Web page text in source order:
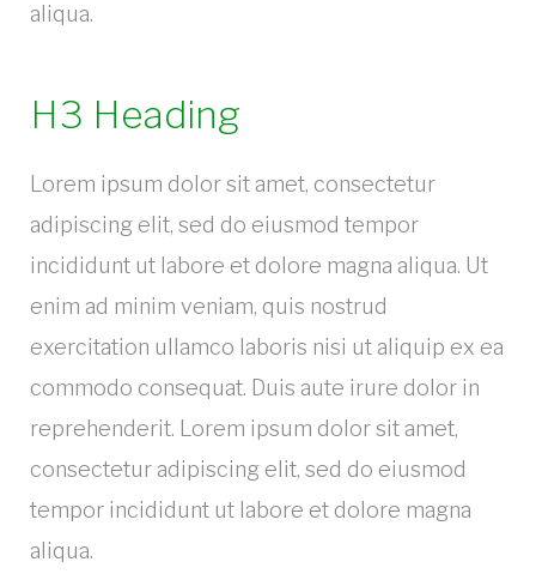
aliqua.
H3 Heading
Lorem ipsum dolor sit amet, consectetur
adipiscing elit, sed do eiusmod tempor
incididunt ut labore et dolore magna aliqua. Ut
enim ad minim veniam, quis nostrud
exercitation ullamco laboris nisi ut aliquip ex ea
commodo consequat. Duis aute irure dolor in
reprehenderit. Lorem ipsum dolor sit amet,
consectetur adipiscing elit, sed do eiusmod
tempor incididunt ut labore et dolore magna
aliqua.